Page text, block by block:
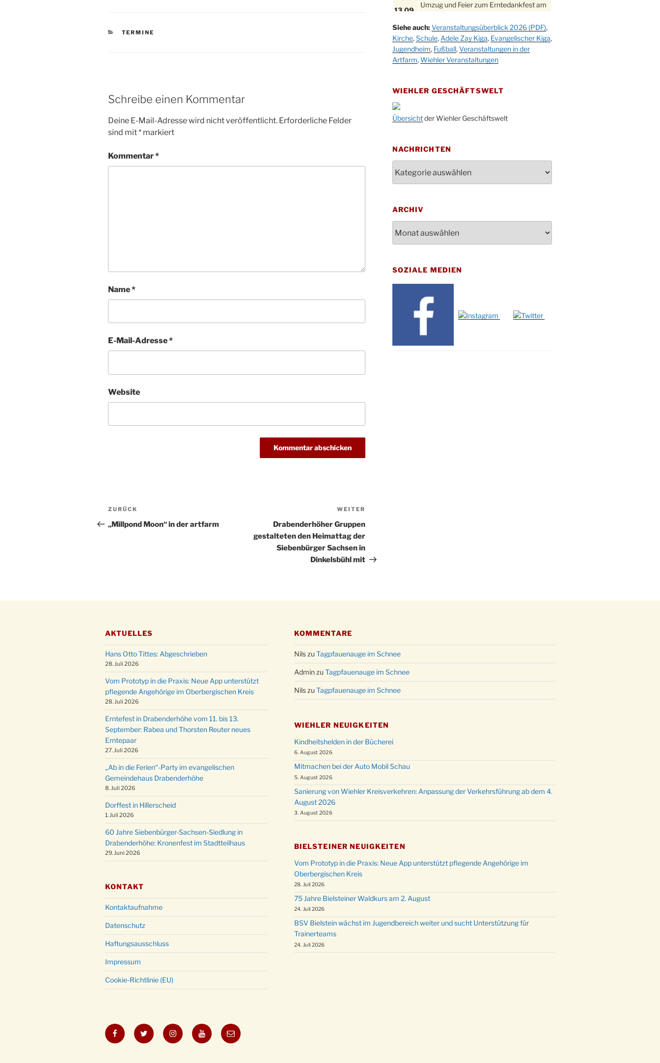
KATEGORIEN
TERMINE
Schreibe einen Kommentar
Deine E-Mail-Adresse wird nicht veröffentlicht. Erforderliche Felder
sind mit* markiert
Kommentar*
Name*
E-Mail-Adresse*
Website
Beitragsnavigation
Vorheriger
Beitrag
ZURÜCK
„Millpond Moon“ in der artfarm
Beitrag
WEITER
Drabenderhöher Gruppen
gestalteten den Heimattag der
Siebenbürger Sachsen in
Dinkelsbühl mit
13.09.
Umzug und Feier zum Erntedankfest am
19.09.
Schlagerabend im Stadtteilhaus
Drabenderhöhe
25. u.
26.09.
Oktoberfest im Cafe XXS
10-12 Uhr
09.10.
Kirche
18:00 Uhr
11.10.
Oktoberfest MGV im Stadtteilhaus um
11:00 Uhr
Gottesdienst zum Reformationstag in der
Kirche um 18:30 Uhr
Konzert Akkordeon-Orchester im
Stadtteilhaus um 16:00 Uhr
12.11.
17:00 Uhr
Gedenkfeier zum Volkstrauertag am
Friedhof Drabenderhöhe um 11:15 Uhr
Basar im Ev. Gemeindehaus von 14-
16:30 Uhr
Katharinenball des Honterus Chors im
Stadtteilhaus um 19:00 Uhr
31.12.
um 18:00 Uhr
Siehe auch: Veranstaltungsüberblick 2026 (PDF),
Kirche,Schule, Adele Zay Kiga, Evangelischer Kiga,
Jugendheim, Fußball,Veranstaltungen in der
Artfarm,Wiehler Veranstaltungen
WIEHLER GESCHÄFTSWELT
Übersichtder Wiehler Geschäftswelt
NACHRICHTEN
ARCHIV
SOZIALE MEDIEN
AKTUELLES
Hans Otto Tittes: Abgeschrieben
28. Juli 2026
Vom Prototyp in die Praxis: Neue App unterstützt
pflegende Angehörige im Oberbergischen Kreis
28. Juli 2026
Erntefest in Drabenderhöhe vom 11. bis 13.
September: Rabea und Thorsten Reuter neues
Erntepaar
27. Juli 2026
„Ab in die Ferien“-Party im evangelischen
Gemeindehaus Drabenderhöhe
8. Juli 2026
Dorffest in Hillerscheid
1. Juli 2026
60 Jahre Siebenbürger-Sachsen-Siedlung in
Drabenderhöhe: Kronenfest im Stadtteilhaus
29. Juni 2026
KONTAKT
Kontaktaufnahme
Datenschutz
Haftungsausschluss
Impressum
Cookie-Richtlinie (EU)
KOMMENTARE
Nilszu Tagpfauenauge im Schnee
Adminzu Tagpfauenauge im Schnee
Nilszu Tagpfauenauge im Schnee
WIEHLER NEUIGKEITEN
Kindheitshelden in der Bücherei
6. August 2026
Mitmachen bei der Auto Mobil Schau
5. August 2026
Sanierung von Wiehler Kreisverkehren: Anpassung der Verkehrsführung ab dem 4.
August 2026
3. August 2026
BIELSTEINER NEUIGKEITEN
Vom Prototyp in die Praxis: Neue App unterstützt pflegende Angehörige im
Oberbergischen Kreis
28. Juli 2026
75 Jahre Bielsteiner Waldkurs am 2. August
24. Juli 2026
BSV Bielstein wächst im Jugendbereich weiter und sucht Unterstützung für
Trainerteams
24. Juli 2026
FacebookTwitter InstagramYouTubeE-
Mail